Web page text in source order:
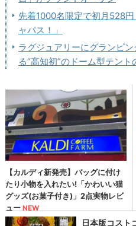
先着1000名限定で初月528
ャパス！」
ラグジュアリーにグランピ
る“高知初”のドーム型テン